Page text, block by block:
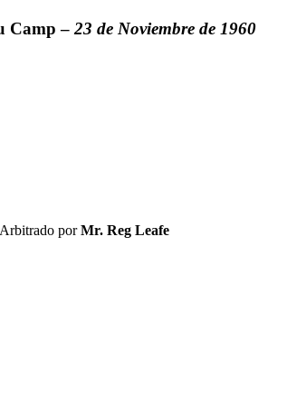
Camp – 23 de Noviembre de 1960
Arbitrado porMr. Reg Leafe